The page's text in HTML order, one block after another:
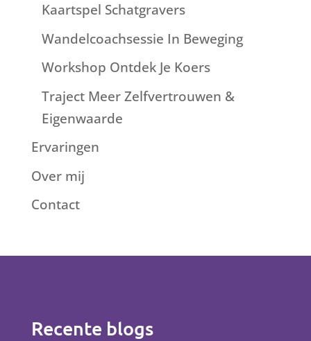
Kaartspel Schatgravers
Wandelcoachsessie In Beweging
Workshop Ontdek Je Koers
Traject Meer Zelfvertrouwen &
Eigenwaarde
Ervaringen
Over mij
Contact
Recente blogs